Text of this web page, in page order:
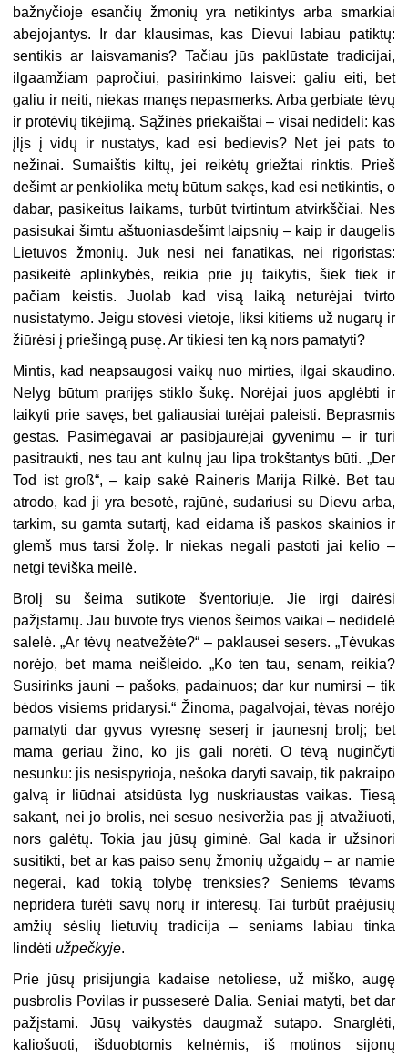
bažnyčioje esančių žmonių yra netikintys arba smarkiai
abejojantys. Ir dar klausimas, kas Dievui labiau patiktų:
sentikis ar laisvamanis? Tačiau jūs paklūstate tradicijai,
ilgaamžiam papročiui, pasirinkimo laisvei: galiu eiti, bet
galiu ir neiti, niekas manęs nepasmerks. Arba gerbiate tėvų
ir protėvių tikėjimą. Sąžinės priekaištai – visai nedideli: kas
įlįs į vidų ir nustatys, kad esi bedievis? Net jei pats to
nežinai. Sumaištis kiltų, jei reikėtų griežtai rinktis. Prieš
dešimt ar penkiolika metų būtum sakęs, kad esi netikintis, o
dabar, pasikeitus laikams, turbūt tvirtintum atvirkščiai. Nes
pasisukai šimtu aštuoniasdešimt laipsnių – kaip ir daugelis
Lietuvos žmonių. Juk nesi nei fanatikas, nei rigoristas:
pasikeitė aplinkybės, reikia prie jų taikytis, šiek tiek ir
pačiam keistis. Juolab kad visą laiką neturėjai tvirto
nusistatymo. Jeigu stovėsi vietoje, liksi kitiems už nugarų ir
žiūrėsi į priešingą pusę. Ar tikiesi ten ką nors pamatyti?
Mintis, kad neapsaugosi vaikų nuo mirties, ilgai skaudino.
Nelyg būtum prarijęs stiklo šukę. Norėjai juos apglėbti ir
laikyti prie savęs, bet galiausiai turėjai paleisti. Beprasmis
gestas. Pasimėgavai ar pasibjaurėjai gyvenimu – ir turi
pasitraukti, nes tau ant kulnų jau lipa trokštantys būti. „Der
Tod ist groß“, – kaip sakė Raineris Marija Rilkė. Bet tau
atrodo, kad ji yra besotė, rajūnė, sudariusi su Dievu arba,
tarkim, su gamta sutartį, kad eidama iš paskos skainios ir
glemš mus tarsi žolę. Ir niekas negali pastoti jai kelio –
netgi tėviška meilė.
Brolį su šeima sutikote šventoriuje. Jie irgi dairėsi
pažįstamų. Jau buvote trys vienos šeimos vaikai – nedidelė
salelė. „Ar tėvų neatvežėte?“ – paklausei sesers. „Tėvukas
norėjo, bet mama neišleido. „Ko ten tau, senam, reikia?
Susirinks jauni – pašoks, padainuos; dar kur numirsi – tik
bėdos visiems pridarysi.“ Žinoma, pagalvojai, tėvas norėjo
pamatyti dar gyvus vyresnę seserį ir jaunesnį brolį; bet
mama geriau žino, ko jis gali norėti. O tėvą nuginčyti
nesunku: jis nesispyrioja, nešoka daryti savaip, tik pakraipo
galvą ir liūdnai atsidūsta lyg nuskriaustas vaikas. Tiesą
sakant, nei jo brolis, nei sesuo nesiveržia pas jį atvažiuoti,
nors galėtų. Tokia jau jūsų giminė. Gal kada ir užsinori
susitikti, bet ar kas paiso senų žmonių užgaidų – ar namie
negerai, kad tokią tolybę trenksies? Seniems tėvams
nepridera turėti savų norų ir interesų. Tai turbūt praėjusių
amžių sėslių lietuvių tradicija – seniams labiau tinka
lindėtiužpečkyje.
Prie jūsų prisijungia kadaise netoliese, už miško, augę
pusbrolis Povilas ir pusseserė Dalia. Seniai matyti, bet dar
pažįstami. Jūsų vaikystės daugmaž sutapo. Snarglėti,
kaliošuoti, išduobtomis kelnėmis, iš motinos sijonų